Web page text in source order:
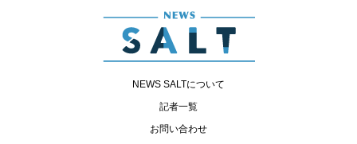
NEWS SALTについて
記者一覧
お問い合わせ